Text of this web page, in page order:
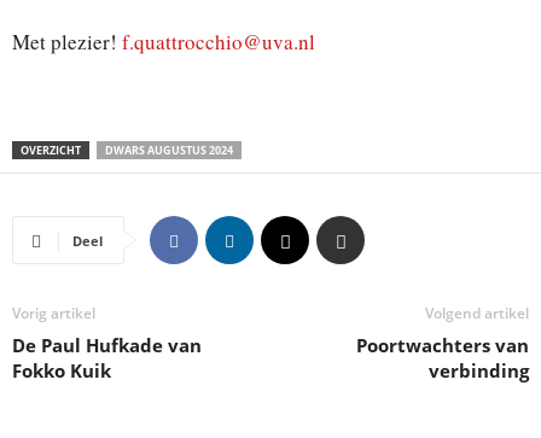
Met plezier! f.quattrocchio@uva.nl
OVERZICHT DWARS AUGUSTUS 2024
Deel
Vorig artikel
De Paul Hufkade van
Fokko Kuik
Volgend artikel
Poortwachters van
verbinding